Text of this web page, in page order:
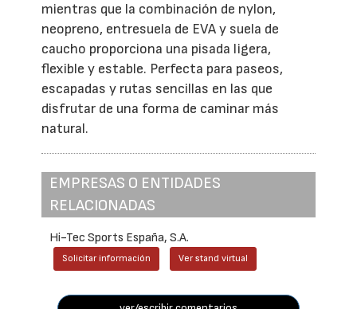
mientras que la combinación de nylon,
neopreno, entresuela de EVA y suela de
caucho proporciona una pisada ligera,
flexible y estable. Perfecta para paseos,
escapadas y rutas sencillas en las que
disfrutar de una forma de caminar más
natural.
EMPRESAS O ENTIDADES
RELACIONADAS
Hi-Tec Sports España, S.A.
Solicitar información Ver stand virtual